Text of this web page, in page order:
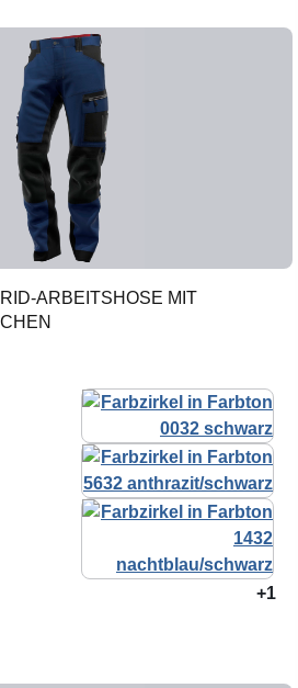
ARBEITSHOSE MIT
+1